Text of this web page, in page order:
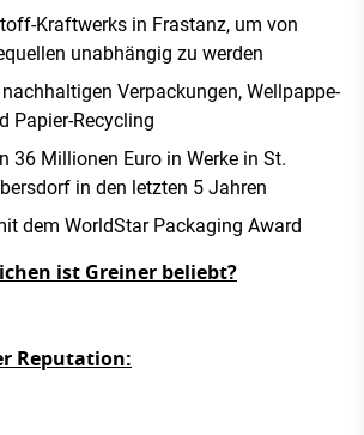
Kraftwerks in Frastanz, um von
unabhängig zu werden
Verpackungen, Wellpappe-
Papier-Recycling
36 Millionen Euro in Werke in St.
in den letzten 5 Jahren
dem WorldStar Packaging Award
ist Greiner beliebt?
Reputation: